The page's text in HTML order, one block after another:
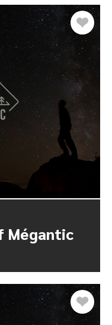
Mégantic